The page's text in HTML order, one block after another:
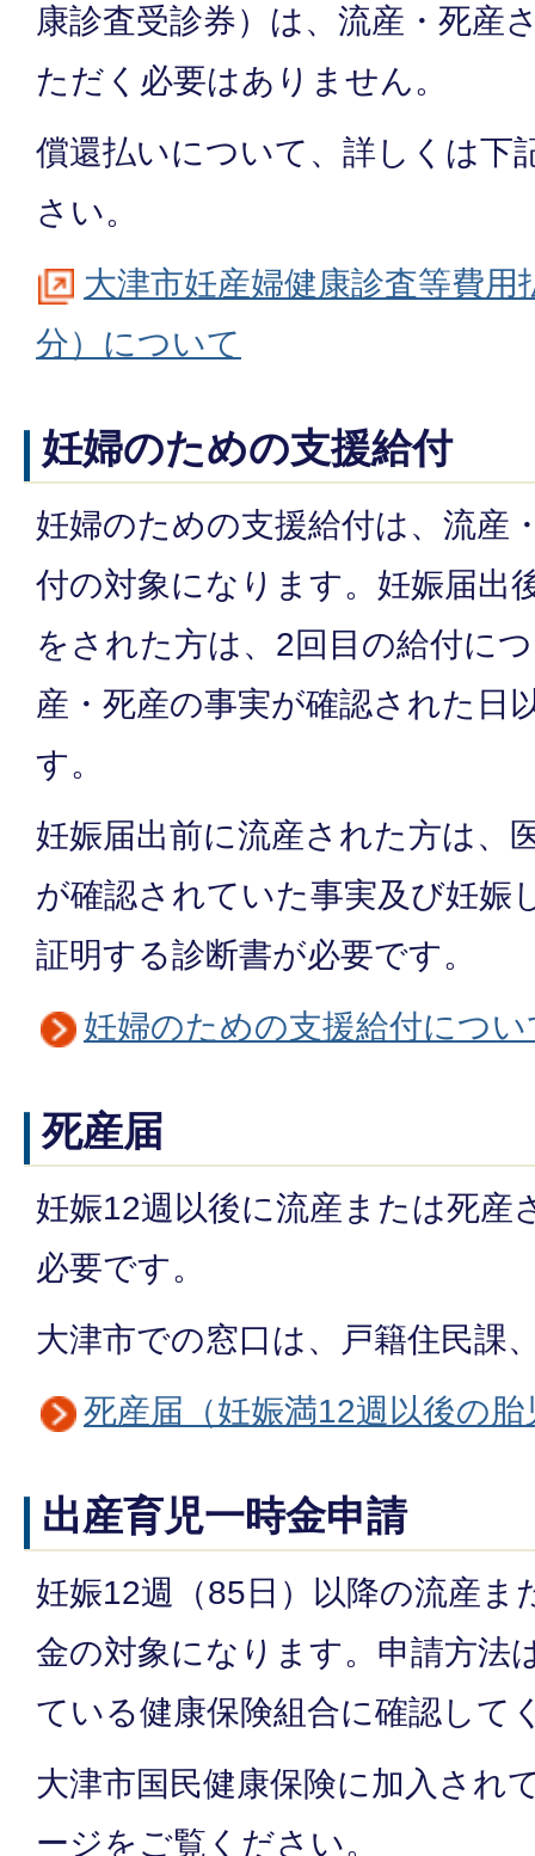
康診査受診券）は、流産・死産
ただく必要はありません。
償還払いについて、詳しくは下
さい。
大津市妊産婦健康診査等費用
分）について
妊婦のための支援給付
妊婦のための支援給付は、流産
付の対象になります。妊娠届出
をされた方は、2回目の給付に
産・死産の事実が確認された日
す。
妊娠届出前に流産された方は、
が確認されていた事実及び妊娠
証明する診断書が必要です。
妊婦のための支援給付につい
死産届
妊娠12週以後に流産または死産
必要です。
大津市での窓口は、戸籍住民課
死産届（妊娠満12週以後の
出産育児一時金申請
妊娠12週（85日）以降の流産ま
金の対象になります。申請方法
ている健康保険組合に確認して
大津市国民健康保険に加入され
ージをご覧ください。